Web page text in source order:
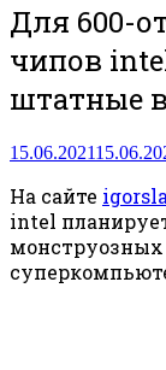
Для 600-
чипов
штатные
15.06.2021
На сайте
intel
монструозных